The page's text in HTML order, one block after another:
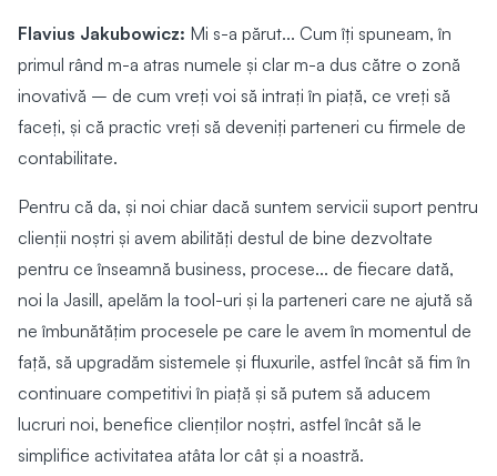
Flavius Jakubowicz: Mi s-a părut... Cum îți spuneam, în
primul rând m-a atras numele și clar m-a dus către o zonă
inovativă – de cum vreți voi să intrați în piață, ce vreți să
faceți, și că practic vreți să deveniți parteneri cu firmele de
contabilitate.
Pentru că da, și noi chiar dacă suntem servicii suport pentru
clienții noștri și avem abilități destul de bine dezvoltate
pentru ce înseamnă business, procese... de fiecare dată,
noi la Jasill, apelăm la tool-uri și la parteneri care ne ajută să
ne îmbunătățim procesele pe care le avem în momentul de
față, să upgradăm sistemele și fluxurile, astfel încât să fim în
continuare competitivi în piață și să putem să aducem
lucruri noi, benefice clienților noștri, astfel încât să le
simplifice activitatea atâta lor cât și a noastră.